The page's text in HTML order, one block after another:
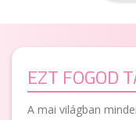
EZT FOGOD
A mai világban